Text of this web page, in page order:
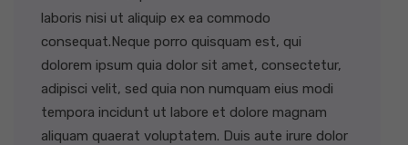
laboris nisi ut aliquip ex ea commodo
consequat.Neque porro quisquam est, qui
dolorem ipsum quia dolor sit amet, consectetur,
adipisci velit, sed quia non numquam eius modi
tempora incidunt ut labore et dolore magnam
aliquam quaerat voluptatem. Duis aute irure dolor